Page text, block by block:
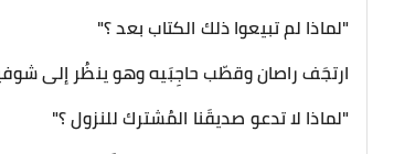
"لماذا لم تبيعوا ذلك الكتاب بعد ؟"
ارتجَف راصان وقطّب حاجِبَيه وهو ينظُر إلى
"لماذا لا تدعو صديقَنا المُشترك للنزول ؟"